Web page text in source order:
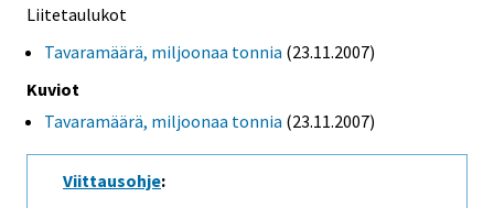
Liitetaulukot
Tavaramäärä, miljoonaa tonnia (23.11.2007)
Kuviot
Tavaramäärä, miljoonaa tonnia (23.11.2007)
Viittausohje: